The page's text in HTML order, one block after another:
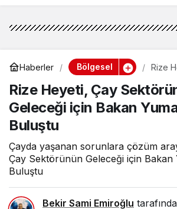
Haberler Bölgesel
Rize
Bakan
Rize Heyeti, Çay
Geleceği için Bakan
Buluştu
Çayda yaşanan sorunlara çözüm
Çay Sektörünün Geleceği için Bakan
Buluştu
Bekir Sami Emiroğlu